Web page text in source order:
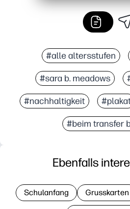
#alle altersstufen
#sara b. meadows
#nachhaltigkeit
#beim transfer
Ebenfalls
Schulanfang Grusskarten